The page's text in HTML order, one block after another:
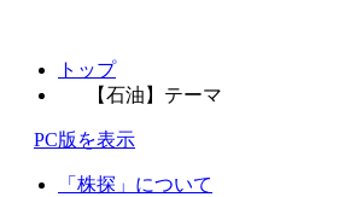
トップ
【石油】テーマ
PC版を表示
「株探」について